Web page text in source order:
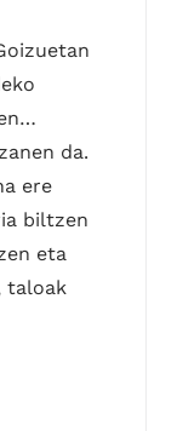
da.
ere
biltzen
eta
taloak